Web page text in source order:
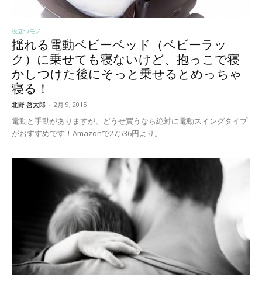
役立つモノ
揺れる電動ベビーベッド（ベビーラッ
ク）に乗せても寝ないけど、抱っこで寝
かしつけた後にそっと乗せるとめっちゃ
寝る！
北野 啓太郎 - 2月 9, 2015
電動と手動がありますが、どうせ買うなら絶対に電動スイングタイプ
がおすすめです！Amazonで27,536円より。